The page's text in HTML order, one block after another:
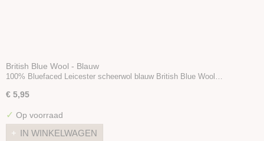
British Blue Wool - Blauw
100% Bluefaced Leicester scheerwol blauw British Blue Wool…
€ 5,95
✓ Op voorraad
IN WINKELWAGEN